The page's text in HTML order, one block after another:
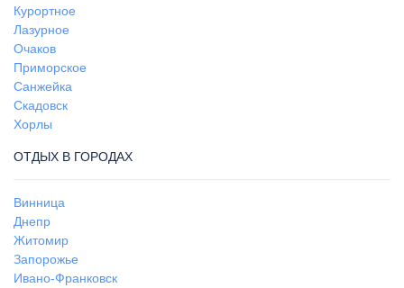
Курортное
Лазурное
Очаков
Приморское
Санжейка
Скадовск
Хорлы
ОТДЫХ В ГОРОДАХ
Винница
Днепр
Житомир
Запорожье
Ивано-Франковск